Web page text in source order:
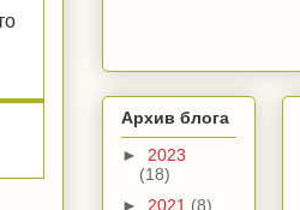
Архив блога
► 2023
(18)
► 2021 (8)